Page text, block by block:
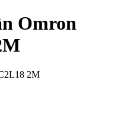
Omron
2M